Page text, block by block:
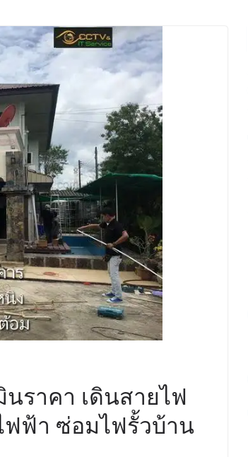
ราคา เดินสายไฟ
ฟฟ้า ซ่อมไฟรั้วบ้าน